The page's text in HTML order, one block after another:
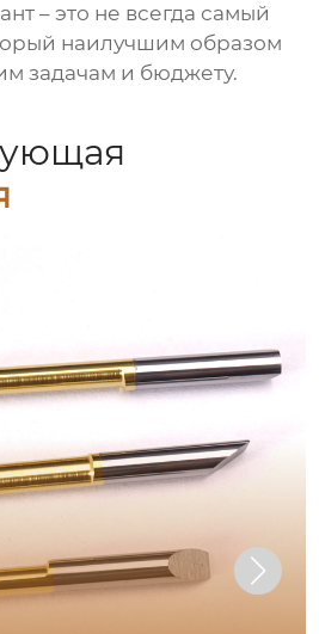
– это не всегда самый
наилучшим образом
задачам и бюджету.